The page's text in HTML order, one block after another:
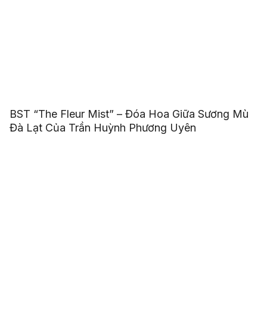
BST “The Fleur Mist” – Đóa Hoa Giữa Sương Mù
Đà Lạt Của Trần Huỳnh Phương Uyên